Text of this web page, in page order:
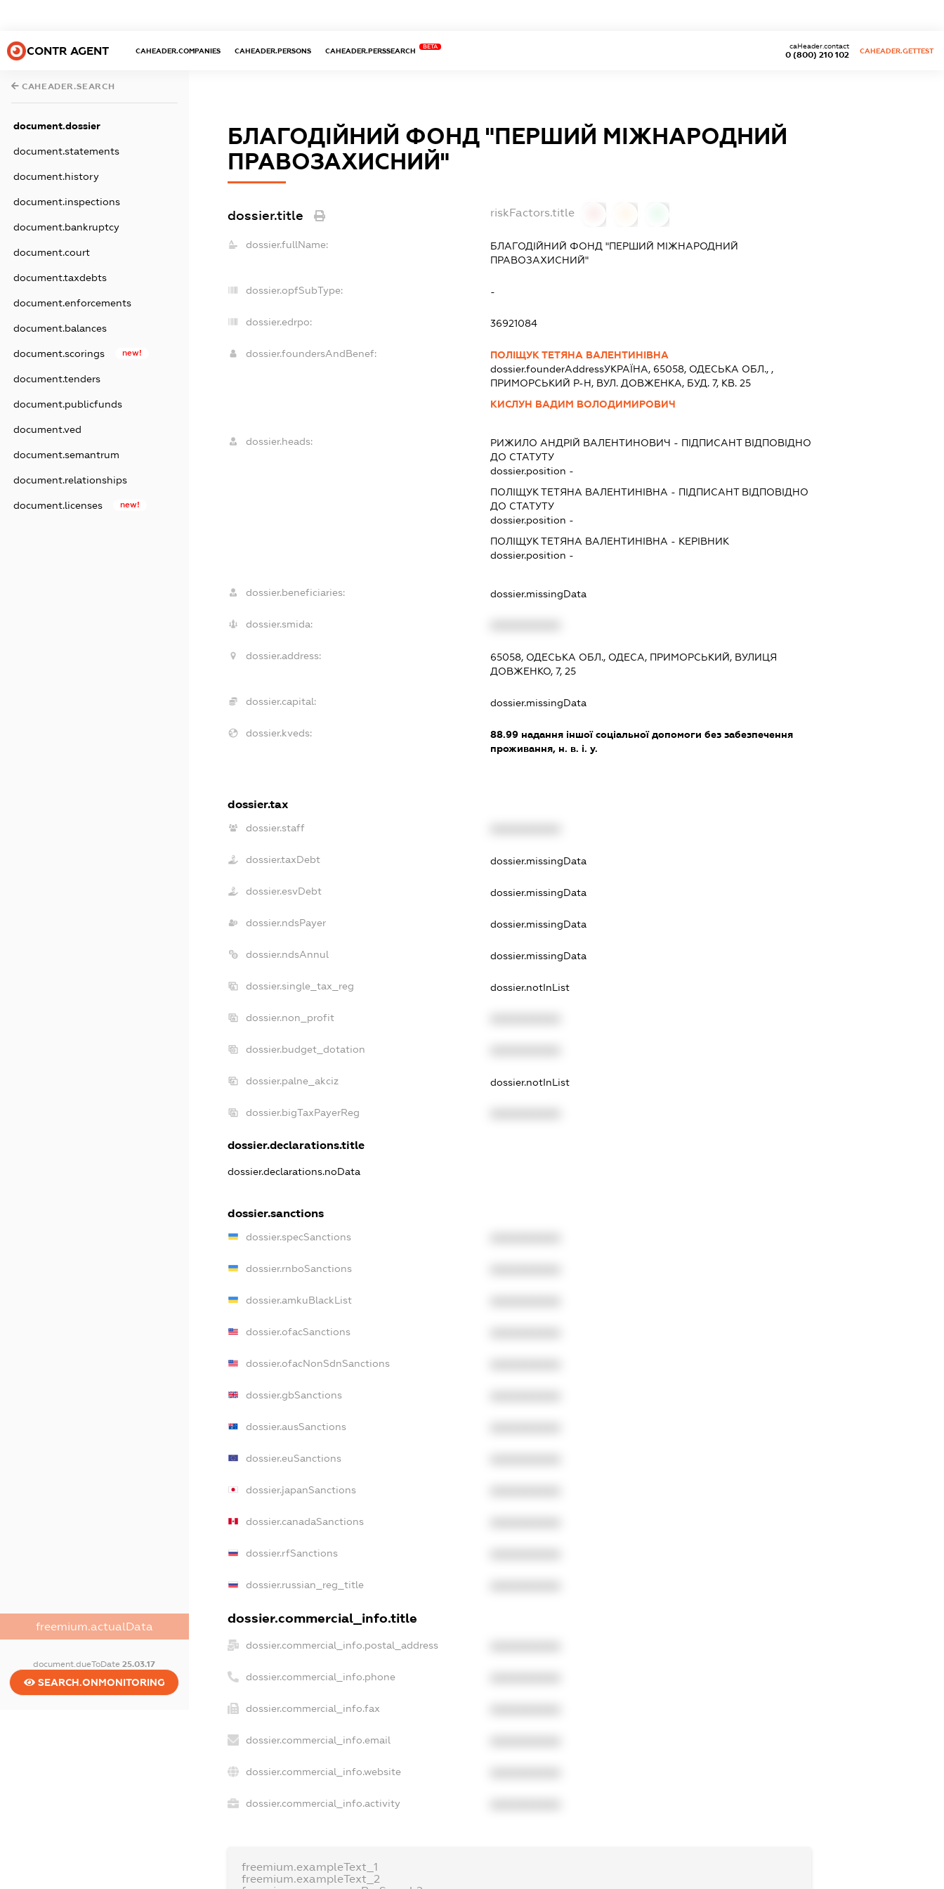
CONTR AGENT CAHEADER.COMPANIES CAHEADER.PERSONS CAHEADER.PERSSEARCH
BETA
0 (800) 210 102
caHeader.contact
CAHEADER.GETTEST
CAHEADER.SEARCH
document.dossier
document.statements
document.history
document.inspections
document.bankruptcy
document.court
document.taxdebts
document.enforcements
document.balances
document.scorings new!
document.tenders
document.publicfunds
document.ved
document.semantrum
document.relationships
document.licenses new!
freemium.actualData
document.dueToDate25.03.17
SEARCH.ONMONITORING
БЛАГОДІЙНИЙ ФОНД "ПЕРШИЙ МІЖНАРОДНИЙ
ПРАВОЗАХИСНИЙ"
dossier.title riskFactors.title
dossier.fullName:
БЛАГОДІЙНИЙ ФОНД "ПЕРШИЙ МІЖНАРОДНИЙ
ПРАВОЗАХИСНИЙ"
dossier.opfSubType: -
dossier.edrpo: 36921084
dossier.foundersAndBenef:
ПОЛІЩУК ТЕТЯНА ВАЛЕНТИНІВНА
dossier.founderAddressУКРАЇНА, 65058, ОДЕСЬКА ОБЛ., ,
ПРИМОРСЬКИЙ Р-Н, ВУЛ. ДОВЖЕНКА, БУД. 7, КВ. 25
КИСЛУН ВАДИМ ВОЛОДИМИРОВИЧ
dossier.heads: РИЖИЛО АНДРІЙ ВАЛЕНТИНОВИЧ - ПІДПИСАНТВІДПОВІДНО
ДО СТАТУТУ
dossier.position -
ПОЛІЩУК ТЕТЯНА ВАЛЕНТИНІВНА - ПІДПИСАНТВІДПОВІДНО
ДО СТАТУТУ
dossier.position -
ПОЛІЩУК ТЕТЯНА ВАЛЕНТИНІВНА - КЕРІВНИК
dossier.position -
dossier.beneficiaries: dossier.missingData
dossier.smida:
dossier.address:
65058, ОДЕСЬКА ОБЛ., ОДЕСА, ПРИМОРСЬКИЙ, ВУЛИЦЯ
ДОВЖЕНКО, 7, 25
dossier.capital: dossier.missingData
dossier.kveds: 88.99надання іншої соціальної допомоги без забезпечення
проживання, н. в. і. у.
dossier.tax
dossier.staff
dossier.taxDebt dossier.missingData
dossier.esvDebt dossier.missingData
dossier.ndsPayer dossier.missingData
dossier.ndsAnnul dossier.missingData
dossier.single_tax_reg dossier.notInList
dossier.non_profit
dossier.budget_dotation
dossier.palne_akciz dossier.notInList
dossier.bigTaxPayerReg
dossier.declarations.title
dossier.declarations.noData
dossier.sanctions
dossier.specSanctions
dossier.rnboSanctions
dossier.amkuBlackList
dossier.ofacSanctions
dossier.ofacNonSdnSanctions
dossier.gbSanctions
dossier.ausSanctions
dossier.euSanctions
dossier.japanSanctions
dossier.canadaSanctions
dossier.rfSanctions
dossier.russian_reg_title
dossier.commercial_info.title
dossier.commercial_info.postal_address
dossier.commercial_info.phone
dossier.commercial_info.fax
dossier.commercial_info.email
dossier.commercial_info.website
dossier.commercial_info.activity
freemium.exampleText_1
freemium.exampleText_2